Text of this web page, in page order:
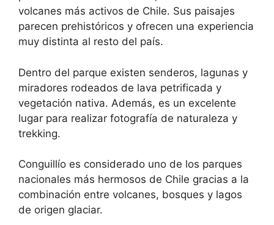
volcanes más activos de Chile. Sus paisajes
parecen prehistóricos y ofrecen una experiencia
muy distinta al resto del país.
Dentro del parque existen senderos, lagunas y
miradores rodeados de lava petrificada y
vegetación nativa. Además, es un excelente
lugar para realizar fotografía de naturaleza y
trekking.
Conguillío es considerado uno de los parques
nacionales más hermosos de Chile gracias a la
combinación entre volcanes, bosques y lagos
de origen glaciar.
VER MÁS
CERRAR